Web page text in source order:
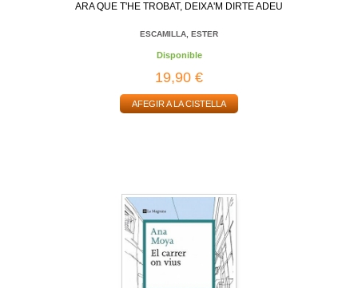
ARA QUE T'HE TROBAT, DEIXA'M DIRTE ADEU
ESCAMILLA, ESTER
Disponible
19,90 €
AFEGIR A LA CISTELLA